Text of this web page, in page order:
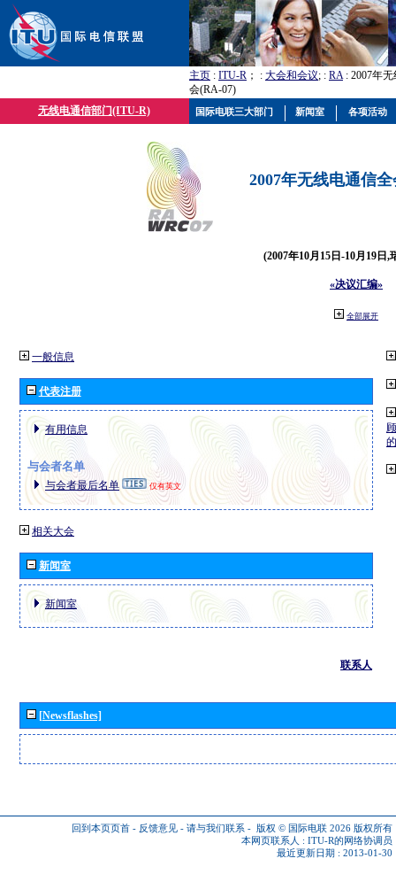
主页 : ITU-R ； : 大会和会议; : RA: 2007年
会(RA-07)
无线电通信部门(ITU-R)
2007年无线电通信
(2007年10月15日-10月19日,
«决议汇编»
全部展开
一般信息
代表注册
有用信息
与会者名单
与会者最后名单 仅有英文
相关大会
新闻室
新闻室
联系人
[Newsflashes]
回到本页页首 - 反馈意见 - 请与我们联系 - 版权 © 国际电联 2026 版权所有
本网页联系人 : ITU-R的网络协调员
最近更新日期 : 2013-01-30
国际电联三大部门 新闻室 各项活动